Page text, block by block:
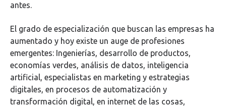
antes.
El grado de especialización que buscan las empresas ha
aumentado y hoy existe un auge de profesiones
emergentes: Ingenierías, desarrollo de productos,
economías verdes, análisis de datos, inteligencia
artificial, especialistas en marketing y estrategias
digitales, en procesos de automatización y
transformación digital, en internet de las cosas,